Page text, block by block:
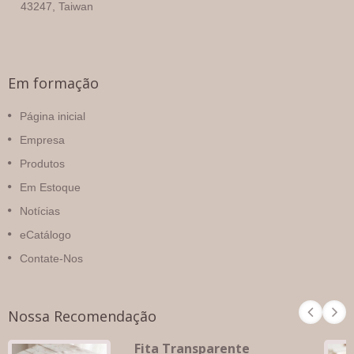
43247, Taiwan
Em formação
Página inicial
Empresa
Produtos
Em Estoque
Notícias
eCatálogo
Contate-Nos
Nossa Recomendação
Fita Transparente